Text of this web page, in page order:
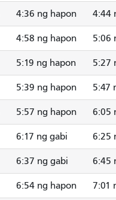
4:36 ng hapon 4:44
4:58 ng hapon 5:06
5:19 ng hapon 5:27
5:39 ng hapon 5:47
5:57 ng hapon 6:05
6:17 ng gabi 6:25
6:37 ng gabi 6:45
6:54 ng hapon 7:01